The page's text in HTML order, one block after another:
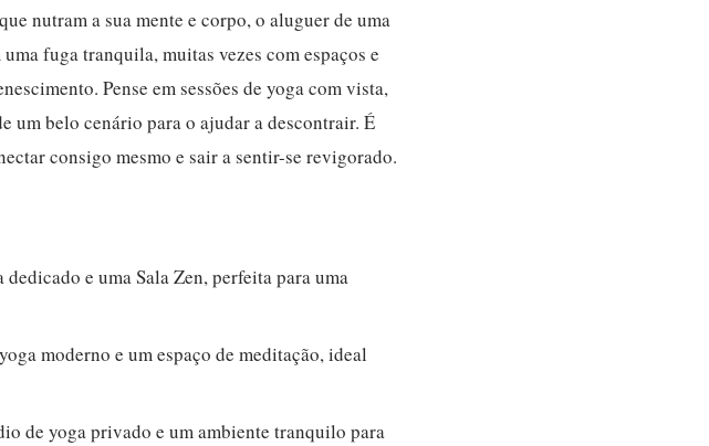
nutram a sua mente e corpo, o aluguer de uma
fuga tranquila, muitas vezes com espaços e
Pense em sessões de yoga com vista,
um belo cenário para o ajudar a descontrair. É
consigo mesmo e sair a sentir-se revigorado.
e uma Sala Zen, perfeita para uma
moderno e um espaço de meditação, ideal
de yoga privado e um ambiente tranquilo para